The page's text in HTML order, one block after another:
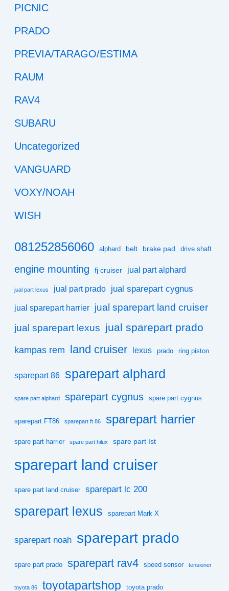
PICNIC
PRADO
PREVIA/TARAGO/ESTIMA
RAUM
RAV4
SUBARU
Uncategorized
VANGUARD
VOXY/NOAH
WISH
081252856060 alphard belt brake pad drive shaft
engine mounting fj cruiser jual part alphard
jual part lexus jual part prado jual sparepart cygnus
jual sparepart harrier
jual sparepart land cruiser
jual sparepart lexus jual sparepart prado
kampas rem land cruiser lexus prado ring piston
sparepart 86 sparepart alphard
spare part alphard sparepart cygnus spare part cygnus
sparepart FT86 sparepart ft 86 sparepart harrier
spare part harrier spare part hilux spare part Ist
sparepart land cruiser
spare part land cruiser sparepart lc 200
sparepart lexus sparepart Mark X
sparepart noah sparepart prado
spare part prado sparepart rav4 speed sensor tensioner
toyota 86 toyotapartshop toyota prado